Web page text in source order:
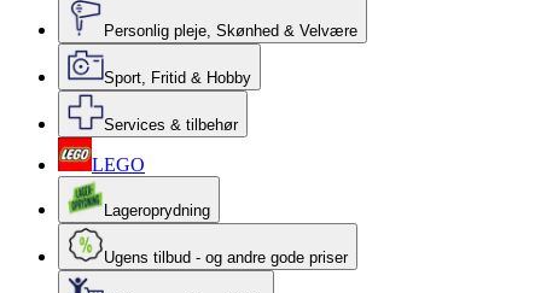
Personlig pleje, Skønhed & Velvære
Sport, Fritid & Hobby
Services & tilbehør
LEGO
Lageroprydning
Ugens tilbud - og andre gode priser